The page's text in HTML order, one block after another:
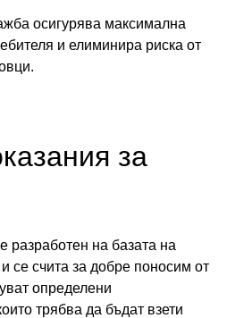
осигурява максимална
и елиминира риска от
за
разработен на базата на
се счита за добре поносим от
определени
трябва да бъдат взети